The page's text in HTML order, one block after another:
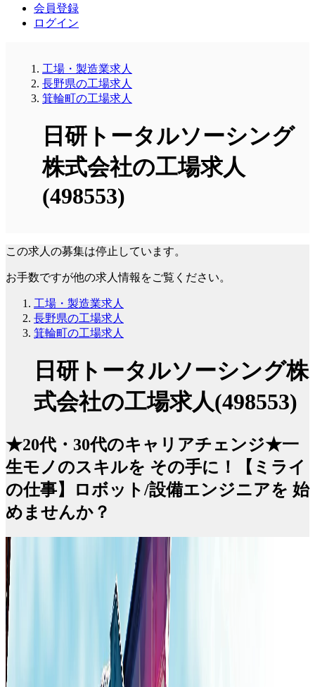
会員登録
ログイン
工場・製造業求人
長野県の工場求人
箕輪町の工場求人
日研トータルソーシング
株式会社の工場求人
(498553)
この求人の募集は停止しています。
お手数ですが他の求人情報をご覧ください。
工場・製造業求人
長野県の工場求人
箕輪町の工場求人
日研トータルソーシング株
式会社の工場求人(498553)
★20代・30代のキャリアチェンジ★一
生モノのスキルを その手に！【ミライ
の仕事】ロボット/設備エンジニアを 始
めませんか？